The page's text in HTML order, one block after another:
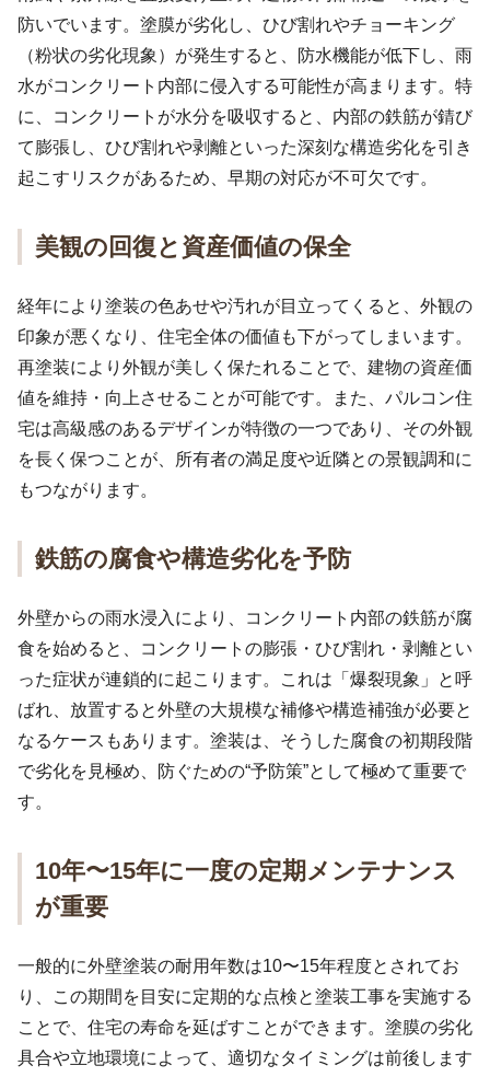
防いでいます。塗膜が劣化し、ひび割れやチョーキング
（粉状の劣化現象）が発生すると、防水機能が低下し、雨
水がコンクリート内部に侵入する可能性が高まります。特
に、コンクリートが水分を吸収すると、内部の鉄筋が錆び
て膨張し、ひび割れや剥離といった深刻な構造劣化を引き
起こすリスクがあるため、早期の対応が不可欠です。
美観の回復と資産価値の保全
経年により塗装の色あせや汚れが目立ってくると、外観の
印象が悪くなり、住宅全体の価値も下がってしまいます。
再塗装により外観が美しく保たれることで、建物の資産価
値を維持・向上させることが可能です。また、パルコン住
宅は高級感のあるデザインが特徴の一つであり、その外観
を長く保つことが、所有者の満足度や近隣との景観調和に
もつながります。
鉄筋の腐食や構造劣化を予防
外壁からの雨水浸入により、コンクリート内部の鉄筋が腐
食を始めると、コンクリートの膨張・ひび割れ・剥離とい
った症状が連鎖的に起こります。これは「爆裂現象」と呼
ばれ、放置すると外壁の大規模な補修や構造補強が必要と
なるケースもあります。塗装は、そうした腐食の初期段階
で劣化を見極め、防ぐための“予防策”として極めて重要で
す。
10年〜15年に一度の定期メンテナンス
が重要
一般的に外壁塗装の耐用年数は10〜15年程度とされてお
り、この期間を目安に定期的な点検と塗装工事を実施する
ことで、住宅の寿命を延ばすことができます。塗膜の劣化
具合や立地環境によって、適切なタイミングは前後します